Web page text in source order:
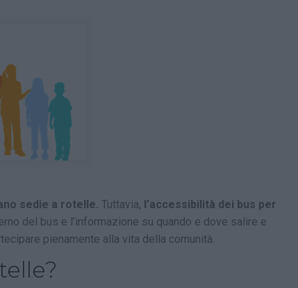
sedie a rotelle. Tuttavia, l’accessibilità dei bus per
del bus e l’informazione su quando e dove salire e
pienamente alla vita della comunità.